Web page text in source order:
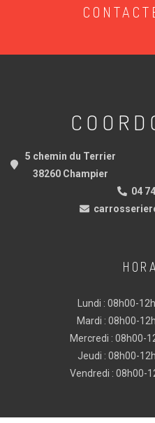
5 chemin du Terrier
38260 Champier
04
Lundi : 08h00-
Mardi : 08h00-
Mercredi : 08h00-
Jeudi : 08h00-
Vendredi : 08h00-